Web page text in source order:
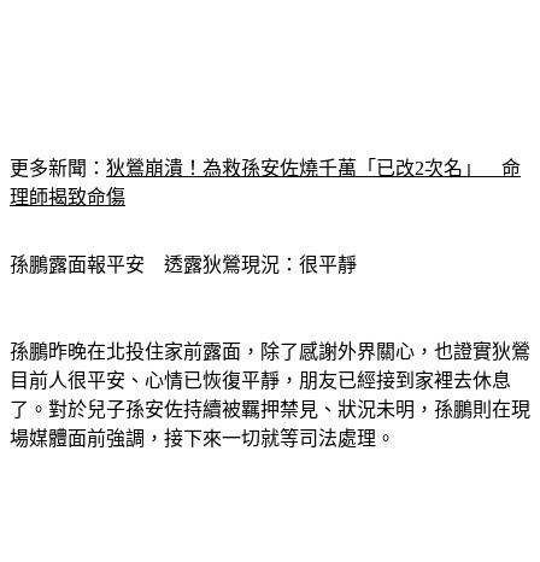
更多新聞： 狄鶯崩潰！為救孫安佐燒千萬「已改2次名」　命
理師揭致命傷
孫鵬露面報平安　透露狄鶯現況：很平靜
孫鵬昨晚在北投住家前露面，除了感謝外界關心，也證實狄鶯
目前人很平安、心情已恢復平靜，朋友已經接到家裡去休息
了。對於兒子孫安佐持續被羈押禁見、狀況未明，孫鵬則在現
場媒體面前強調，接下來一切就等司法處理。